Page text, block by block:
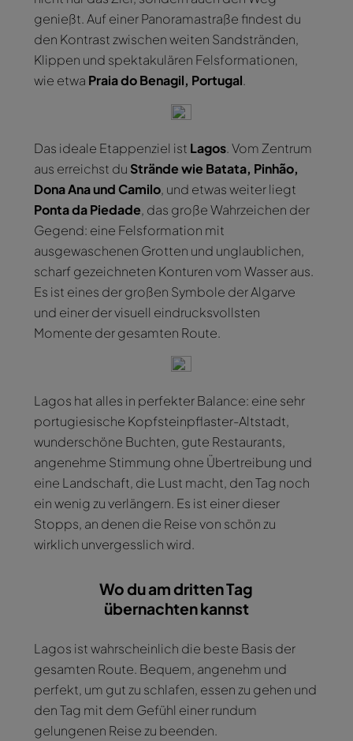
genießt. Auf einer Panoramastraße findest du
den Kontrast zwischen weiten Sandstränden,
Klippen und spektakulären Felsformationen,
wie etwa Praia do Benagil, Portugal.
Das ideale Etappenziel ist Lagos. Vom Zentrum
aus erreichst du Strände wie Batata, Pinhão,
Dona Ana und Camilo, und etwas weiter liegt
Ponta da Piedade, das große Wahrzeichen der
Gegend: eine Felsformation mit
ausgewaschenen Grotten und unglaublichen,
scharf gezeichneten Konturen vom Wasser aus.
Es ist eines der großen Symbole der Algarve
und einer der visuell eindrucksvollsten
Momente der gesamten Route.
Lagos hat alles in perfekter Balance: eine sehr
portugiesische Kopfsteinpflaster-Altstadt,
wunderschöne Buchten, gute Restaurants,
angenehme Stimmung ohne Übertreibung und
eine Landschaft, die Lust macht, den Tag noch
ein wenig zu verlängern. Es ist einer dieser
Stopps, an denen die Reise von schön zu
wirklich unvergesslich wird.
Wo du am dritten Tag
übernachten kannst
Lagos ist wahrscheinlich die beste Basis der
gesamten Route. Bequem, angenehm und
perfekt, um gut zu schlafen, essen zu gehen und
den Tag mit dem Gefühl einer rundum
gelungenen Reise zu beenden.